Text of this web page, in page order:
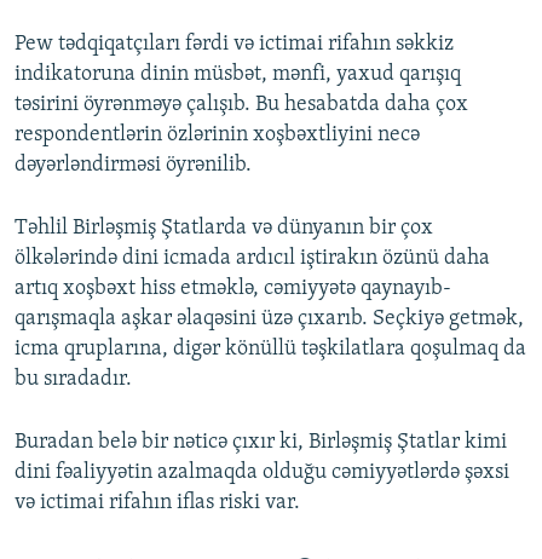
Pew tədqiqatçıları fərdi və ictimai rifahın səkkiz
indikatoruna dinin müsbət, mənfi, yaxud qarışıq
təsirini öyrənməyə çalışıb. Bu hesabatda daha çox
respondentlərin özlərinin xoşbəxtliyini necə
dəyərləndirməsi öyrənilib.
Təhlil Birləşmiş Ştatlarda və dünyanın bir çox
ölkələrində dini icmada ardıcıl iştirakın özünü daha
artıq xoşbəxt hiss etməklə, cəmiyyətə qaynayıb-
qarışmaqla aşkar əlaqəsini üzə çıxarıb. Seçkiyə getmək,
icma qruplarına, digər könüllü təşkilatlara qoşulmaq da
bu sıradadır.
Buradan belə bir nəticə çıxır ki, Birləşmiş Ştatlar kimi
dini fəaliyyətin azalmaqda olduğu cəmiyyətlərdə şəxsi
və ictimai rifahın iflas riski var.